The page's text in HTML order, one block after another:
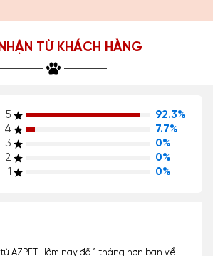
TỪ KHÁCH HÀNG
5
92.3%
4
7.7%
3
0%
2
0%
1
0%
AZPET Hôm nay đã 1 tháng hơn bạn về